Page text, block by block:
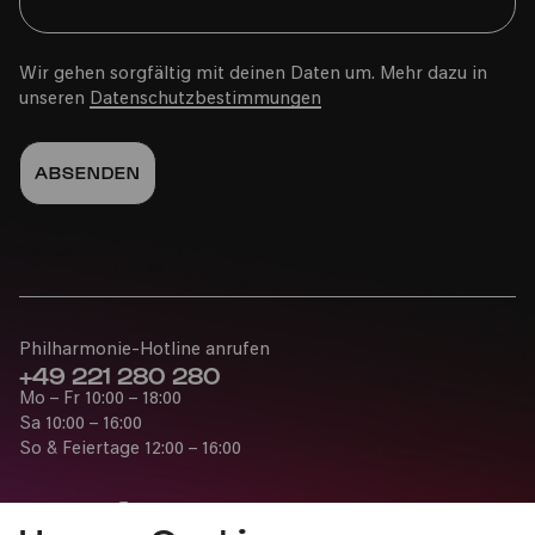
13.04.2024
15:00
Bürgerzentrum Ehrenfeld (BüzE)
PhilharmonieVeedel Pänz
»Das Märchen vom 1008-Füßler«
Wir gehen sorgfältig mit deinen Daten um. Mehr dazu in
unseren Datenschutzbestimmungen
Philharmonie-Hotline anrufen
+49 221 280 280
Mo – Fr 10:00 – 18:00
Sa 10:00 – 16:00
So & Feiertage 12:00 – 16:00